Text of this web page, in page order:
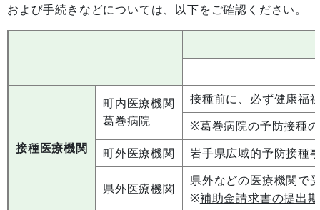
および手続きなどについては、以下をご確認ください。
接種医療機関
町内医療機関
葛巻病院
接種前に、必ず健康福
※葛巻病院の予防接種
町外医療機関
岩手県広域的予防接種
県外医療機関
県外などの医療機関で
※補助金請求書の提出